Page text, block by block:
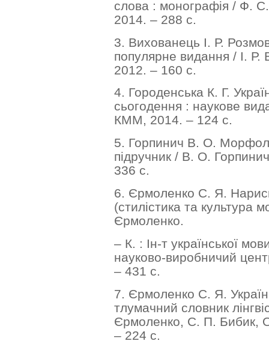
слова : монографія / Ф.
2014. – 288 с.
3. Вихованець І. Р.
популярне видання / І.
2012. – 160 с.
4. Городенська К. Г.
сьогодення : наукове
КММ, 2014. – 124 с.
5. Горпинич В. О.
підручник / В. О.
336 с.
6. Єрмоленко С. Я. Нариси
(стилістика та культура
Єрмоленко.
– К. : Ін-т української
науково-виробничий
– 431 с.
7. Єрмоленко С. Я.
тлумачний словник
Єрмоленко, С. П. Бибик,
– 224 с.